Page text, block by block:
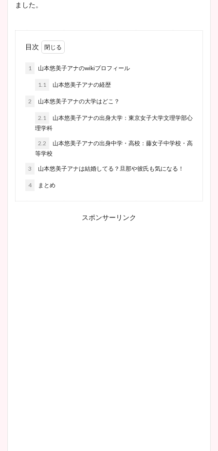
ました。
目次
1 山本悠美子アナのwikiプロフィール
1.1 山本悠美子アナの経歴
2 山本悠美子アナの大学はどこ？
2.1
山本悠美子アナの出身大学：東京女子大学文理学部心
理学科
2.2
山本悠美子アナの出身中学・高校：藤女子中学校・高
等学校
3 山本悠美子アナは結婚してる？旦那や彼氏も気になる！
4 まとめ
スポンサーリンク